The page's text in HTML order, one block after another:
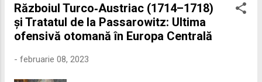
României, să spargă monopolurile și să își croiască un drum
propriu într-o Europă tot mai industrializată și competitivă.
🏔️ O Piață Naturală: Comerțul Transilvaniei cu Principatele
fost cea care a unit românii. În prima jumătate a secolului al
XIX-lea, în ciuda barierelor administrative dintre Imperiul
Războiul Turco‑Austriac (1714–1718)
și Tratatul de la Passarowitz: Ultima
ofensivă otomană în Europa Centrală
- februarie 08, 2023